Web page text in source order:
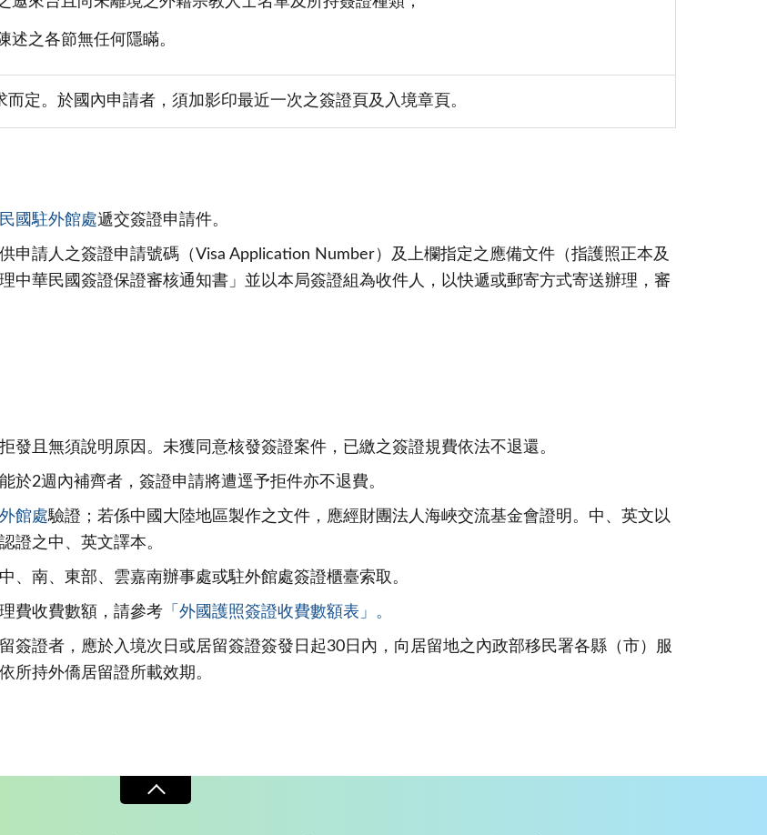
述之各節無任何隱瞞。
而定。於國內申請者，須加影印最近一次之簽證頁及入境章頁。
國駐外館處遞交簽證申請件。
申請人之簽證申請號碼（Visa Application Number）及上欄指定之應備文件（指護照正本及
中華民國簽證保證審核通知書」並以本局簽證組為收件人，以快遞或郵寄方式寄送辦理，審
發且無須說明原因。未獲同意核發簽證案件，已繳之簽證規費依法不退還。
於2週內補齊者，簽證申請將遭逕予拒件亦不退費。
館處驗證；若係中國大陸地區製作之文件，應經財團法人海峽交流基金會證明。中、英文以
證之中、英文譯本。
、南、東部、雲嘉南辦事處或駐外館處簽證櫃臺索取。
費收費數額，請參考 「外國護照簽證收費數額表」。
簽證者，應於入境次日或居留簽證簽發日起30日內，向居留地之內政部移民署各縣（市）服
所持外僑居留證所載效期。